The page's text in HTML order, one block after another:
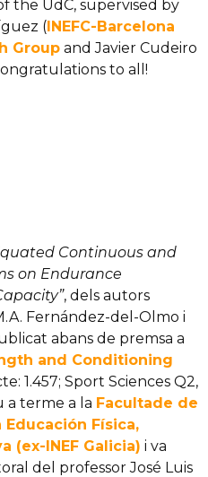
the UdC, supervised by
(INEFC-Barcelona
Group and Javier Cudeiro
to all!
Continuous and
on Endurance
, dels autors
Fernández-del-Olmo i
abans de premsa a
and Conditioning
1.457; Sport Sciences Q2,
a terme a la Facultade de
Física,
(ex-INEF Galicia) i va
del professor José Luis